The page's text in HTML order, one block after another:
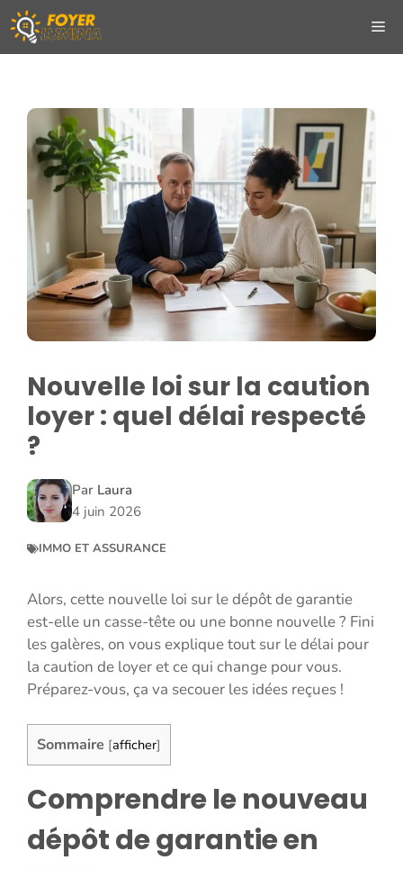
Aller
au
contenu
Nouvelle loi sur la caution
loyer : quel délai respecté
?
Par Laura
4 juin 2026
IMMO ET ASSURANCE
Alors, cette nouvelle loi sur le dépôt de garantie
est-elle un casse-tête ou une bonne nouvelle ? Fini
les galères, on vous explique tout sur le délai pour
la caution de loyer et ce qui change pour vous.
Préparez-vous, ça va secouer les idées reçues !
Sommaire [afficher]
Comprendre le nouveau
dépôt de garantie en